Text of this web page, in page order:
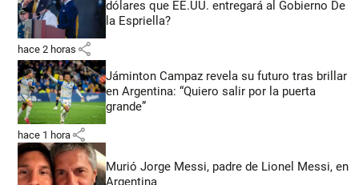
dólares que EE.UU. entregará al Gobierno De
la Espriella?
hace 2 horas share
Jáminton Campaz revela su futuro tras brillar
en Argentina: “Quiero salir por la puerta
grande”
hace 1 hora share
Murió Jorge Messi, padre de Lionel Messi, en
Argentina